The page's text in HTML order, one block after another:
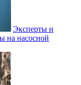
Эксперты и
на насосной